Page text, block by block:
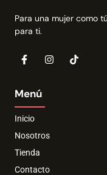
Para una mujer como
para ti.
Menú
Inicio
Nosotros
Tienda
Contacto